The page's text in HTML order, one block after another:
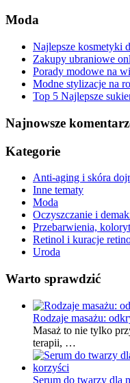
Moda
Najlepsze kosmetyki
Zakupy ubraniowe
Porady modowe na
Modne stylizacje na
Top 5 Najlepsze
Najnowsze
Kategorie
Anti-aging i skóra
Inne tematy
Moda
Oczyszczanie i
Przebarwienia,
Retinol i kuracje
Uroda
Warto sprawdzić
Rodzaje masażu:
Masaż to nie tylko
terapii, …
Serum do twarzy dla